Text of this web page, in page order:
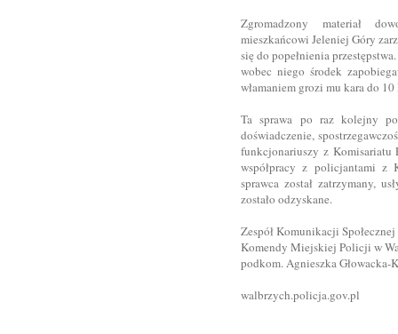
Zgromadzony materiał
mieszkańcowi Jeleniej Góry
się do popełnienia
wobec niego środek
włamaniem grozi mu kara do
Ta sprawa po raz kolejny
doświadczenie,
funkcjonariuszy z Komisariatu
współpracy z policjantami
sprawca został zatrzymany,
zostało odzyskane.
Zespół Komunikacji Społecznej
Komendy Miejskiej Policji w
podkom. Agnieszka Głowacka-
walbrzych.policja.gov.pl